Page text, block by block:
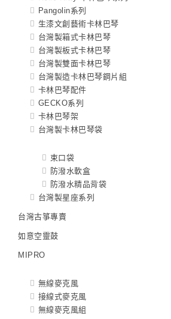
Pangolin系列
生漆文創藝術卡林巴琴
台灣製箱式卡林巴琴
台灣製板式卡林巴琴
台灣製雙面卡林巴琴
台灣製造卡林巴琴鋼片組
卡林巴琴配件
GECKO系列
卡林巴琴架
台灣製卡林巴琴袋
束口袋
防潑水軟盒
防潑水精品背袋
台灣製星座系列
台灣古箏專賣
如意空靈鼓
MIPRO
無線麥克風
接線式麥克風
無線麥克風組